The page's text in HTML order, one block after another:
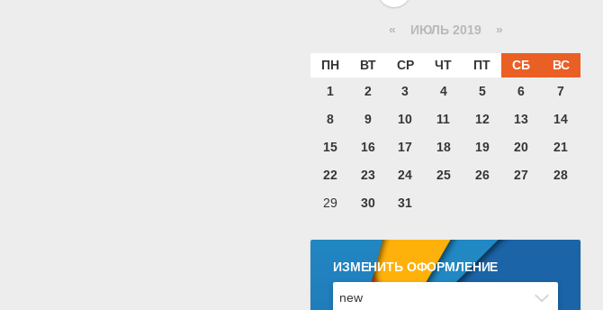
« ИЮЛЬ 2019 »
ПН ВТ СР ЧТ ПТ СБ
ВС
1
2 3 4 5 6
7
8
9 10 11 12 13
14
15
16 17 18 19 20
21
22
23 24 25 26 27
28
29
30 31
ИЗМЕНИТЬ ОФОРМЛЕНИЕ